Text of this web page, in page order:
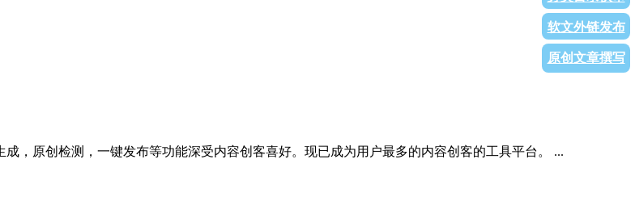
软文外链发布
原创文章撰写
，原创检测，一键发布等功能深受内容创客喜好。现已成为用户最多的内容创客的工具平台。 ...